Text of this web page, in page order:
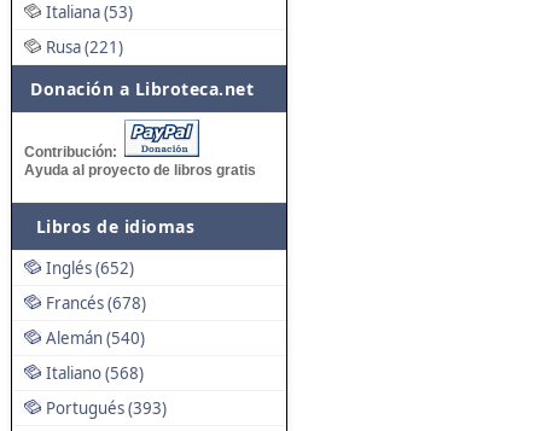
Italiana (53)
Rusa (221)
Donación a Libroteca.net
Contribución:
Ayuda al proyecto de libros gratis
Libros de idiomas
Inglés (652)
Francés (678)
Alemán (540)
Italiano (568)
Portugués (393)